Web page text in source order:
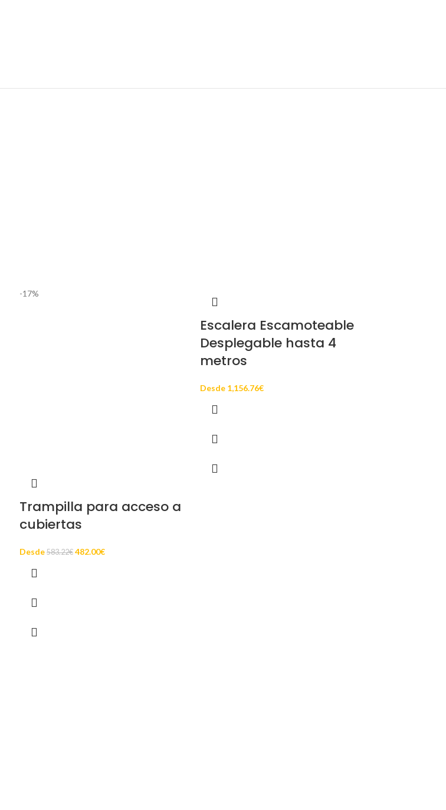
-17%
Trampilla para acceso a
cubiertas
Desde 583.22€ 482.00€
Escalera Escamoteable
Desplegable hasta 4
metros
Desde 1,156.76€